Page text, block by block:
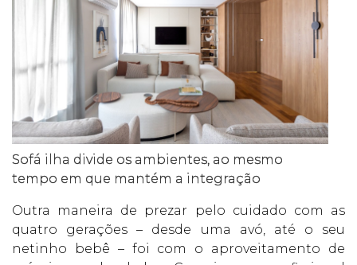
Sofá ilha divide os ambientes, ao mesmo
tempo em que mantém a integração
Outra maneira de prezar pelo cuidado com as
quatro gerações – desde uma avó, até o seu
netinho bebê – foi com o aproveitamento de